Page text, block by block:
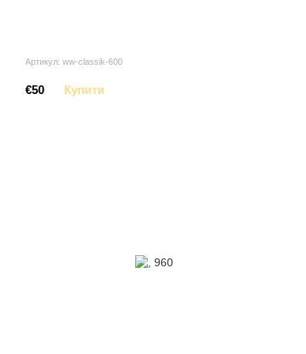
Артикул: ww-classik-600
€50 Купити